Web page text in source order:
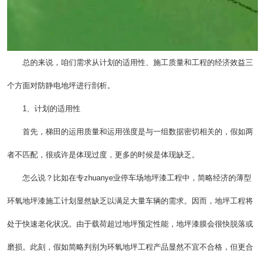
总的来说，咱们需求从计划的适用性、施工质量和工程的经济效益三
个方面对防静电地坪进行剖析。
1、计划的适用性
首先，梯田的运用质量和运用强度是与一组数据密切相关的，假如两
者不匹配，很或许是体现过度，更多的时候是体现缺乏。
怎么说？比如在专zhuanye业停车场地坪漆工程中，简略经济的薄型
环氧地坪漆施工计划显然缺乏以满足大量车辆的需求。因而，地坪工程将
处于快速老化状况。由于载荷超过地坪预定性能，地坪漆膜会很快脱落或
磨损。此刻，假如简略判别为环氧地坪工程产品显然不宜不合格，但更合